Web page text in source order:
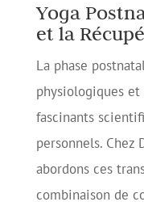
Yoga
et la
La phase
physiologiques
fascinants
personnels.Chez
abordons ces
combinaison de